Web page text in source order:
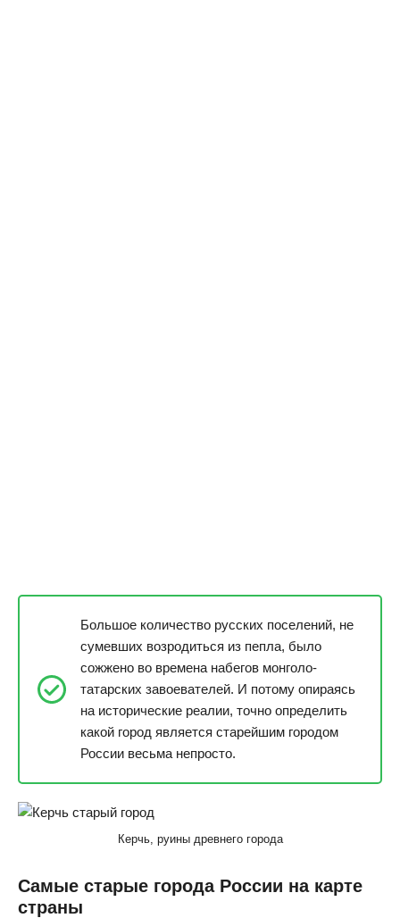
Большое количество русских поселений, не
сумевших возродиться из пепла, было
сожжено во времена набегов монголо-
татарских завоевателей. И потому опираясь
на исторические реалии, точно определить
какой город является старейшим городом
России весьма непросто.
Керчь, руины древнего города
Самые старые города России на карте
страны